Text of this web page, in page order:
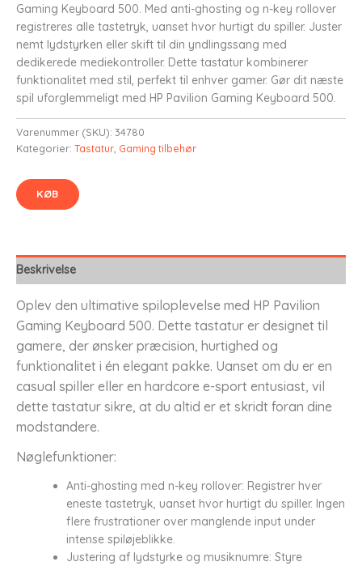
Gaming Keyboard 500. Med anti-ghosting og n-key rollover
registreres alle tastetryk, uanset hvor hurtigt du spiller. Juster
nemt lydstyrken eller skift til din yndlingssang med
dedikerede mediekontroller. Dette tastatur kombinerer
funktionalitet med stil, perfekt til enhver gamer. Gør dit næste
spil uforglemmeligt med HP Pavilion Gaming Keyboard 500.
Varenummer (SKU): 34780
Kategorier: Tastatur Gaming tilbehør
KØB
Beskrivelse
Oplev den ultimative spiloplevelse med HP Pavilion
Gaming Keyboard 500. Dette tastatur er designet til
gamere, der ønsker præcision, hurtighed og
funktionalitet i én elegant pakke. Uanset om du er en
casual spiller eller en hardcore e-sport entusiast, vil
dette tastatur sikre, at du altid er et skridt foran dine
modstandere.
Nøglefunktioner:
Anti-ghosting med n-key rollover: Registrer hver
eneste tastetryk, uanset hvor hurtigt du spiller. Ingen
flere frustrationer over manglende input under
intense spiløjeblikke.
Justering af lydstyrke og musiknumre: Styre